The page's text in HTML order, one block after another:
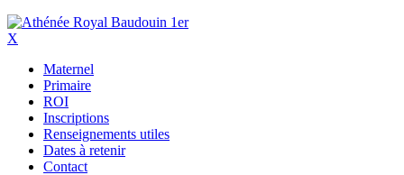
X
Maternel
Primaire
ROI
Inscriptions
Renseignements utiles
Dates à retenir
Contact